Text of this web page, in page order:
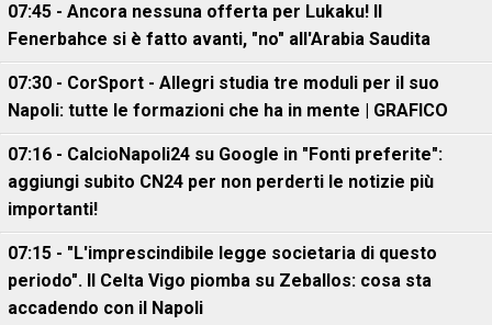
07:45 - Ancora nessuna offerta per Lukaku! Il
Fenerbahce si è fatto avanti, "no" all'Arabia Saudita
07:30 - CorSport - Allegri studia tre moduli per il suo
Napoli: tutte le formazioni che ha in mente | GRAFICO
07:16 - CalcioNapoli24 su Google in "Fonti preferite":
aggiungi subito CN24 per non perderti le notizie più
importanti!
07:15 - "L'imprescindibile legge societaria di questo
periodo". Il Celta Vigo piomba su Zeballos: cosa sta
accadendo con il Napoli